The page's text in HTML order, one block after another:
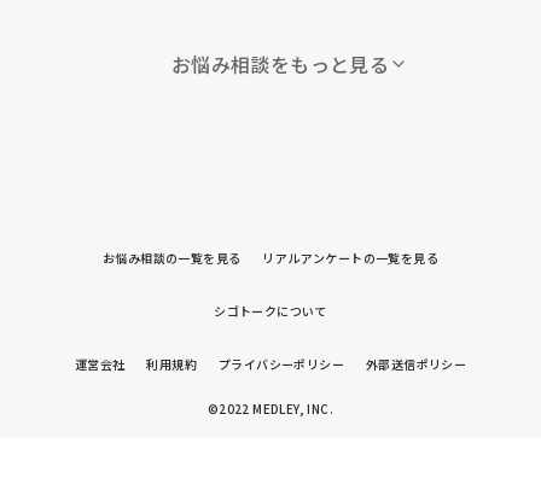
お悩み相談をもっと見る
お悩み相談の一覧を見る リアルアンケートの一覧を見る
シゴトークについて
運営会社 利用規約 プライバシーポリシー 外部送信ポリシー
©2022 MEDLEY, INC.